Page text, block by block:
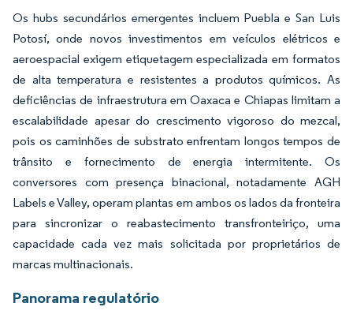
Os hubs secundários emergentes incluem Puebla e San Luis
Potosí, onde novos investimentos em veículos elétricos e
aeroespacial exigem etiquetagem especializada em formatos
de alta temperatura e resistentes a produtos químicos. As
deficiências de infraestrutura em Oaxaca e Chiapas limitam a
escalabilidade apesar do crescimento vigoroso do mezcal,
pois os caminhões de substrato enfrentam longos tempos de
trânsito e fornecimento de energia intermitente. Os
conversores com presença binacional, notadamente AGH
Labels e Valley, operam plantas em ambos os lados da fronteira
para sincronizar o reabastecimento transfronteiriço, uma
capacidade cada vez mais solicitada por proprietários de
marcas multinacionais.
Panorama regulatório